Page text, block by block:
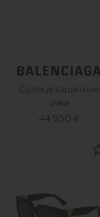
Солнцезащитные
очки
44 950 ₽